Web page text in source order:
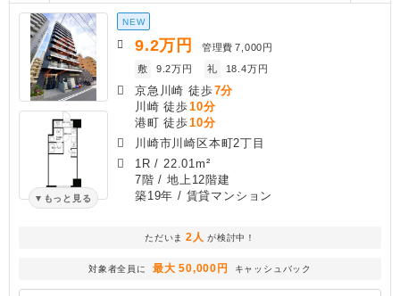
もっと見る
NEW
9.2万円 管理費 7,000円
敷
9.2万円 礼 18.4万円
京急川崎 徒歩7分
川崎 徒歩10分
港町 徒歩10分
川崎市川崎区本町2丁目
1R / 22.01m²
7階 / 地上12階建
築19年 / 賃貸マンション
ただいま 2人 が検討中！
対象者全員に 最大 50,000円 キャッシュバック